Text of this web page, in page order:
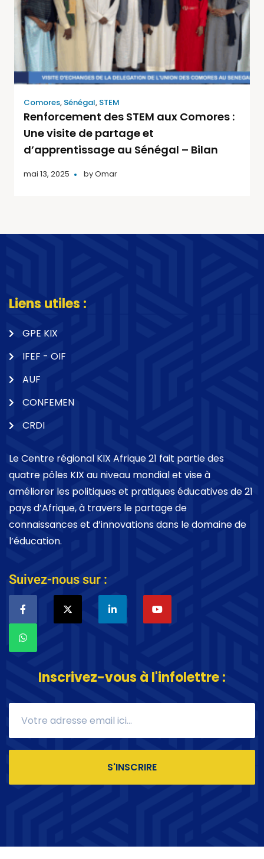
Comores, Sénégal, STEM
Renforcement des STEM aux Comores :
Une visite de partage et
d’apprentissage au Sénégal – Bilan
mai 13, 2025 byOmar
Liens utiles :
GPE KIX
IFEF - OIF
AUF
CONFEMEN
CRDI
Le Centre régional KIX Afrique 21 fait partie des
quatre pôles KIX au niveau mondial et vise à
améliorer les politiques et pratiques éducatives de 21
pays d’Afrique, à travers le partage de
connaissances et d’innovations dans le domaine de
l’éducation.
Suivez-nous sur :
Inscrivez-vous à l'infolettre :
S'INSCRIRE